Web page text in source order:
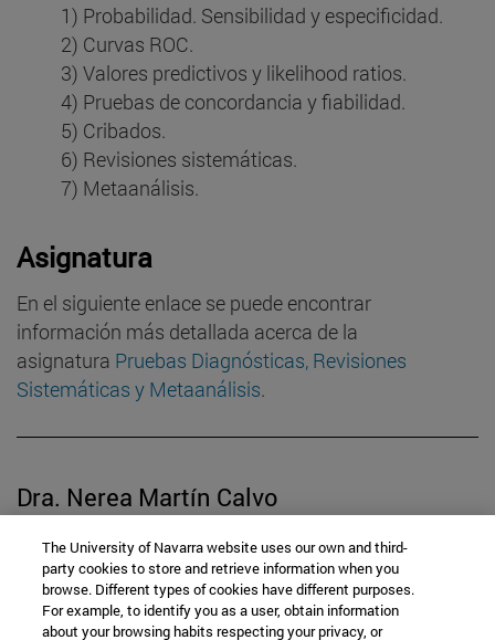
1) Probabilidad. Sensibilidad y especificidad.
2) Curvas ROC.
3) Valores predictivos y likelihood ratios.
4) Pruebas de concordancia y fiabilidad.
5) Cribados.
6) Revisiones sistemáticas.
7) Metaanálisis.
Asignatura
En el siguiente enlace se puede encontrar
información más detallada acerca de la
asignatura Pruebas Diagnósticas, Revisiones
Sistemáticas y Metaanálisis.
Dra. Nerea Martín Calvo
nmartincalvo@unav.es
Edificio Investigación
C/ Irunlarrea, s/n
The University of Navarra website uses our own and third-
party cookies to store and retrieve information when you
browse. Different types of cookies have different purposes.
For example, to identify you as a user, obtain information
about your browsing habits respecting your privacy, or